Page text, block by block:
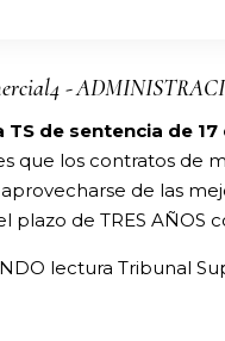
TS de sentencia de
que los contratos de
de las
plazo de TRES AÑOS
lectura Tribunal